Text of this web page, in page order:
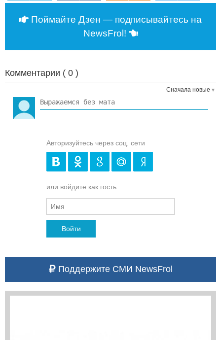
Поймайте Дзен — подписывайтесь на
NewsFrol!
Комментарии ( 0 )
Сначала новые
Авторизуйтесь через соц. сети
или войдите как гость
Войти
Поддержите СМИ NewsFrol